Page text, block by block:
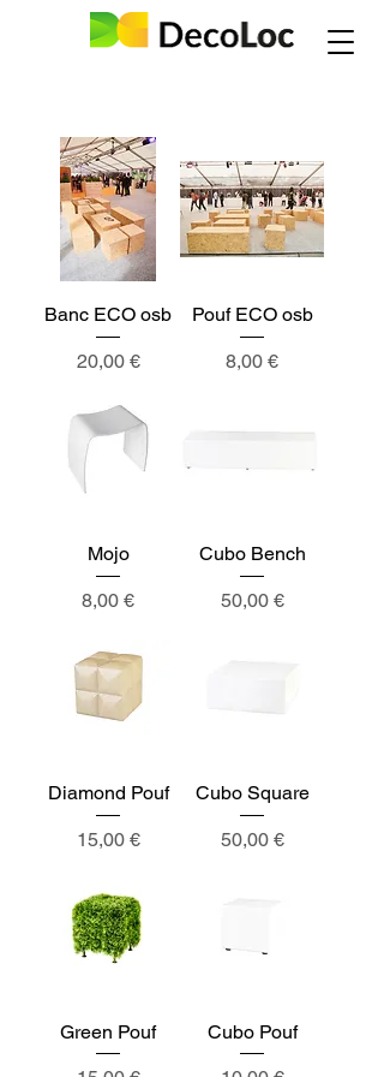
Banc ECO osb
Prix
20,00 €
Pouf ECO osb
Prix
8,00 €
Mojo
Prix
8,00 €
Cubo Bench
Prix
50,00 €
Diamond Pouf
Prix
15,00 €
Cubo Square
Prix
50,00 €
Green Pouf
Cubo Pouf